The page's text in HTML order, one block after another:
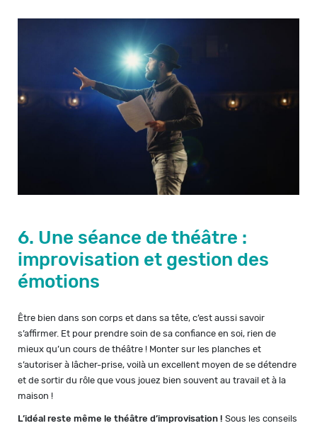
6. Une séance de théâtre :
improvisation et gestion des
émotions
Être bien dans son corps et dans sa tête, c’est aussi savoir
s’affirmer. Et pour prendre soin de sa confiance en soi, rien de
mieux qu’un cours de théâtre ! Monter sur les planches et
s’autoriser à lâcher-prise, voilà un excellent moyen de se détendre
et de sortir du rôle que vous jouez bien souvent au travail et à la
maison !
L’idéal reste même le théâtre d’improvisation ! Sous les conseils